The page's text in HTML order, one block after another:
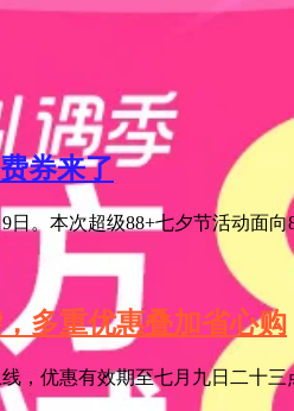
券来了
。本次超级88+七夕节活动面
多重优惠叠加省心购
，优惠有效期至七月九日二十